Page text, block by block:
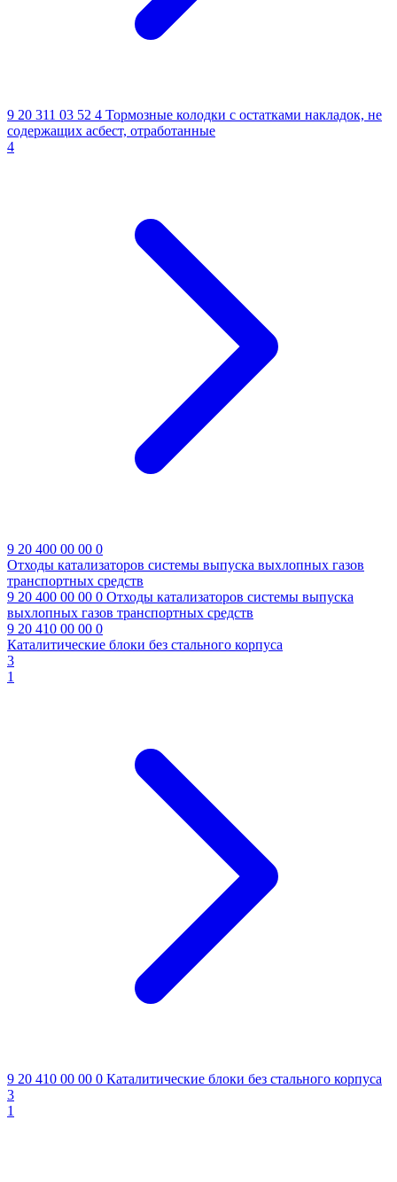
9 20 311 03 52 4 Тормозные колодки с остатками накладок, не
содержащих асбест, отработанные
4
9 20 400 00 00 0
Отходы катализаторов системы выпуска выхлопных газов
транспортных средств
9 20 400 00 00 0 Отходы катализаторов системы выпуска
выхлопных газов транспортных средств
9 20 410 00 00 0
Каталитические блоки без стального корпуса
3
1
9 20 410 00 00 0 Каталитические блоки без стального корпуса
3
1